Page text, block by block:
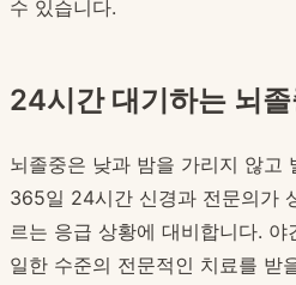
수 있습니다.
24시간 대기하는 뇌
뇌졸중은 낮과 밤을 가리지 않고
365일 24시간 신경과 전문의가
르는 응급 상황에 대비합니다.
일한 수준의 전문적인 치료를 받